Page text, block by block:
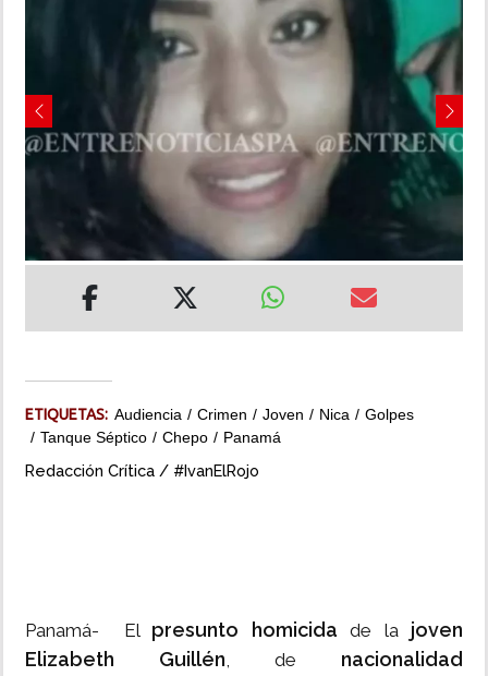
MUNDO
INSÓLITAS
MULTIMEDIA
Previous Next
ETIQUETAS: Audiencia Crimen Joven Nica
Golpes
Tanque Séptico
Chepo Panamá
Redacción Crítica / #IvanElRojo
Panamá- El presunto homicida de lajoven
Elizabeth Guillén, de nacionalidad